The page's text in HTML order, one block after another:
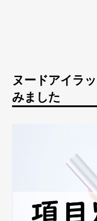
ヌードアイラ
みました